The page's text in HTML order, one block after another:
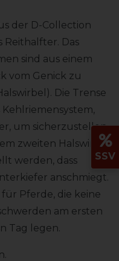
der D-Collection
Das
sind aus einem
vom Genick zu
Die Trense
um sicherzustellen,
zweiten Halswirbel
werden, dass
anschmiegt.
Pferde, die keine
am ersten
Tag legen.
SSV